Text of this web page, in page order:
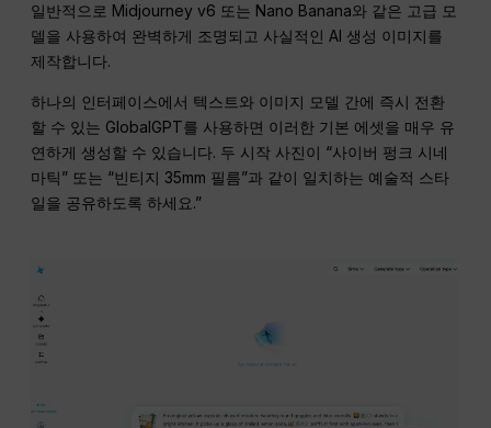
일반적으로 Midjourney v6 또는 Nano Banana와 같은 고급 모
델을 사용하여 완벽하게 조명되고 사실적인 AI 생성 이미지를
제작합니다.
하나의 인터페이스에서 텍스트와 이미지 모델 간에 즉시 전환
할 수 있는 GlobalGPT를 사용하면 이러한 기본 에셋을 매우 유
연하게 생성할 수 있습니다. 두 시작 사진이 “사이버 펑크 시네
마틱” 또는 “빈티지 35mm 필름”과 같이 일치하는 예술적 스타
일을 공유하도록 하세요.”